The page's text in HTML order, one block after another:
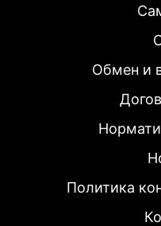
Обмен и
Политика